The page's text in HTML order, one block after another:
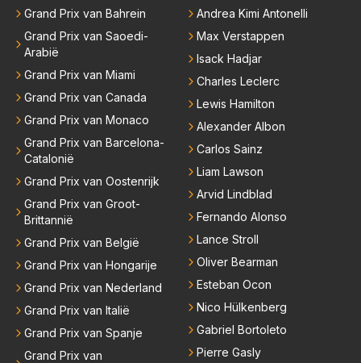
Grand Prix van Bahrein
Grand Prix van Saoedi-
Arabië
Grand Prix van Miami
Grand Prix van Canada
Grand Prix van Monaco
Grand Prix van Barcelona-
Catalonië
Grand Prix van Oostenrijk
Grand Prix van Groot-
Brittannië
Grand Prix van België
Grand Prix van Hongarije
Grand Prix van Nederland
Grand Prix van Italië
Grand Prix van Spanje
Grand Prix van
Andrea Kimi Antonelli
Max Verstappen
Isack Hadjar
Charles Leclerc
Lewis Hamilton
Alexander Albon
Carlos Sainz
Liam Lawson
Arvid Lindblad
Fernando Alonso
Lance Stroll
Oliver Bearman
Esteban Ocon
Nico Hülkenberg
Gabriel Bortoleto
Pierre Gasly